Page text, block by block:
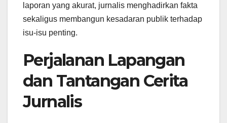
laporan yang akurat, jurnalis menghadirkan fakta
sekaligus membangun kesadaran publik terhadap
isu-isu penting.
Perjalanan Lapangan
dan Tantangan Cerita
Jurnalis